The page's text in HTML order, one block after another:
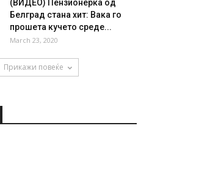
(ВИДЕО) Пензионерка од
Белград стана хит: Вака го
прошета кучето среде...
March 23, 2020
Прикажи повеќе